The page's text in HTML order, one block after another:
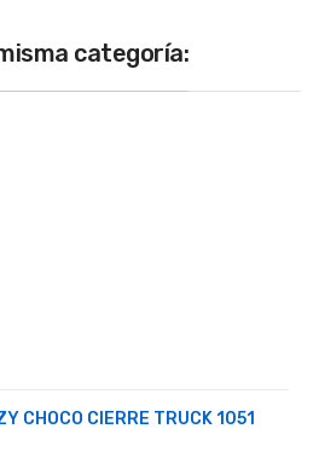
categoría:
CHOCO CIERRE TRUCK 1051